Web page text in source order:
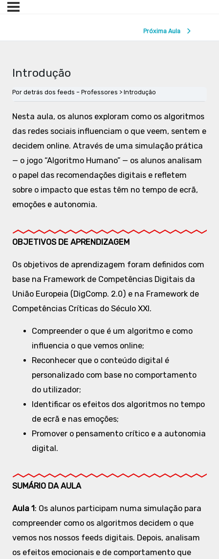
Próxima Aula
Introdução
Por detrás dos feeds – Professores Introdução
Nesta aula, os alunos exploram como os algoritmos
das redes sociais influenciam o que veem, sentem e
decidem online. Através de uma simulação prática
— o jogo “Algoritmo Humano” — os alunos analisam
o papel das recomendações digitais e refletem
sobre o impacto que estas têm no tempo de ecrã,
emoções e autonomia.
OBJETIVOS DE APRENDIZAGEM
Os objetivos de aprendizagem foram definidos com
base na Framework de Competências Digitais da
União Europeia (DigComp. 2.0) e na Framework de
Competências Críticas do Século XXI.
Compreender o que é um algoritmo e como
influencia o que vemos online;
Reconhecer que o conteúdo digital é
personalizado com base no comportamento
do utilizador;
Identificar os efeitos dos algoritmos no tempo
de ecrã e nas emoções;
Promover o pensamento crítico e a autonomia
digital.
SUMÁRIO DA AULA
Aula 1: Os alunos participam numa simulação para
compreender como os algoritmos decidem o que
vemos nos nossos feeds digitais. Depois, analisam
os efeitos emocionais e de comportamento que